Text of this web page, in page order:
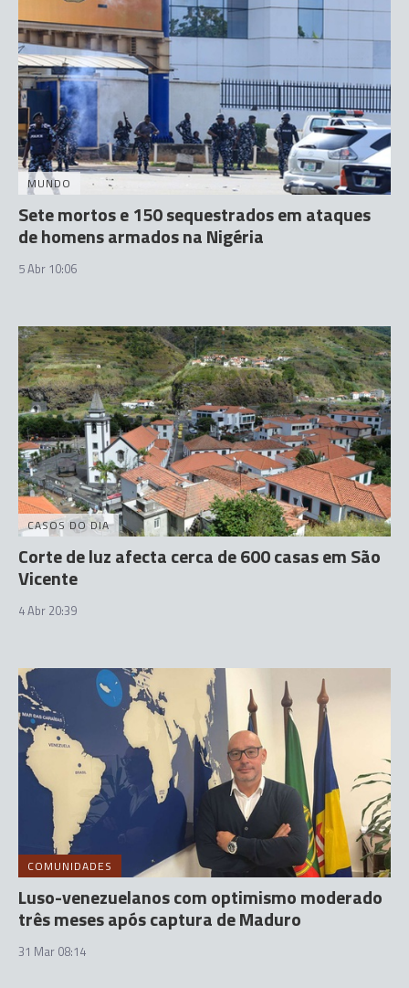
MUNDO
Sete mortos e 150 sequestrados em ataques
de homens armados na Nigéria
5 Abr 10:06
CASOS DO DIA
Corte de luz afecta cerca de 600 casas em São
Vicente
4 Abr 20:39
COMUNIDADES
Luso-venezuelanos com optimismo moderado
três meses após captura de Maduro
31 Mar 08:14